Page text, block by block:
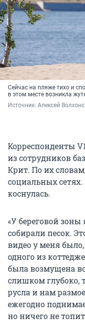
Сейчас на пляже тихо и
в этом месте возникла
Источник: Алексей
Корреспонденты
из сотрудников
Крит. По их
социальных
коснулась.
«У береговой
собирали песок.
видео у меня
одного из
была возмущена
слишком глубоко,
русла и нам
ежегодно
но ничего не